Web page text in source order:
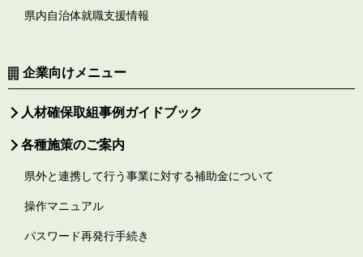
県内自治体就職支援情報
企業向けメニュー
人材確保取組事例ガイドブック
各種施策のご案内
県外と連携して行う事業に対する補助金について
操作マニュアル
パスワード再発行手続き